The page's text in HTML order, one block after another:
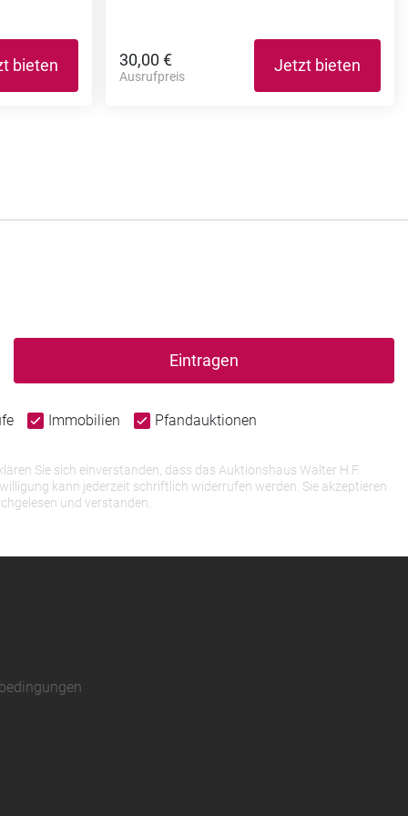
bieten 30,00 €
Ausrufpreis
Jetzt bieten
Eintragen
Immobilien Pfandauktionen
Sie sich einverstanden, dass das Auktionshaus Walter H.F.
kann jederzeit schriftlich widerrufen werden. Sie akzeptieren
und verstanden.